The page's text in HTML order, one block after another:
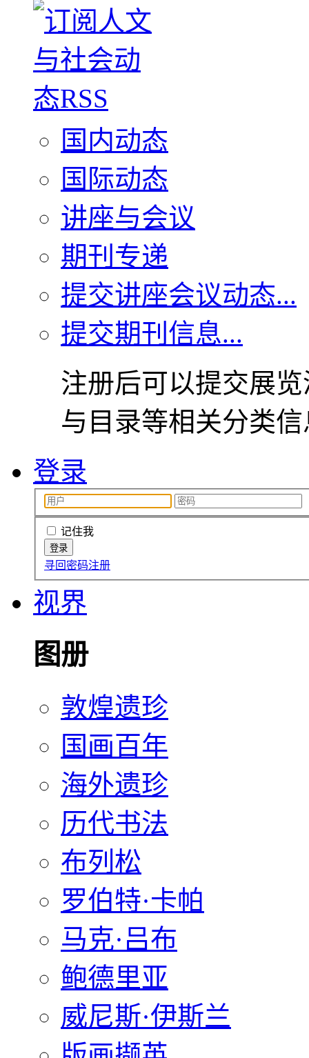
国内动态
国际动态
讲座与会议
期刊专递
提交讲座会议动态...
提交期刊信息...
注册后可以提交展
与目录等相关分类
登录
记住我
寻回密码注册
视界
图册
敦煌遗珍
国画百年
海外遗珍
历代书法
布列松
罗伯特·卡帕
马克·吕布
鲍德里亚
威尼斯·伊斯兰